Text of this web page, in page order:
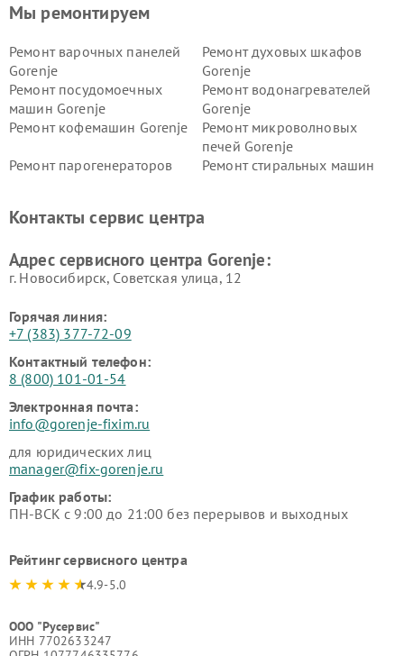
Мы ремонтируем
Ремонт варочных панелей
Gorenje
Ремонт духовых шкафов
Gorenje
Ремонт посудомоечных
машин Gorenje
Ремонт водонагревателей
Gorenje
Ремонт кофемашин Gorenje
Ремонт микроволновых
печей Gorenje
Ремонт парогенераторов
Ремонт стиральных машин
Контакты сервис центра
Адрес сервисного центра Gorenje:
г. Новосибирск, Советская улица, 12
Горячая линия:
+7 (383) 377-72-09
Контактный телефон:
8 (800) 101-01-54
Электронная почта:
info@gorenje-fixim.ru
для юридических лиц
manager@fix-gorenje.ru
График работы:
ПН-ВСК с 9:00 до 21:00 без перерывов и выходных
Рейтинг сервисного центра
4.9-5.0
ООО "Русервис"
ИНН 7702633247